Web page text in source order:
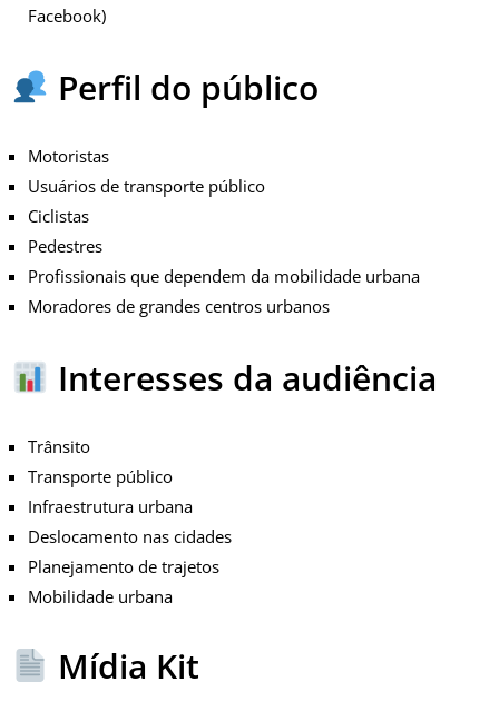
Facebook)
Perfil do público
Motoristas
Usuários de transporte público
Ciclistas
Pedestres
Profissionais que dependem da mobilidade urbana
Moradores de grandes centros urbanos
Interesses da audiência
Trânsito
Transporte público
Infraestrutura urbana
Deslocamento nas cidades
Planejamento de trajetos
Mobilidade urbana
Mídia Kit